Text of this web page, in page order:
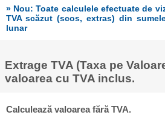
» Nou: Toate calculele efectuate de
TVA scăzut (scos, extras) din
lunar
Extrage TVA (Taxa pe
valoarea cu TVA inclus.
Calculează valoarea fără TVA.